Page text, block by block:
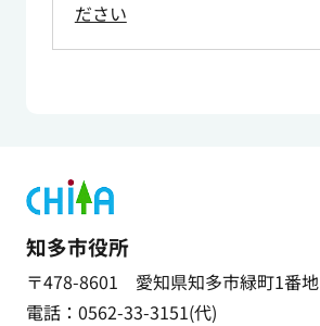
ださい
知多市役所
〒478-8601 愛知県知多市緑町1番地
電話：0562-33-3151(代)